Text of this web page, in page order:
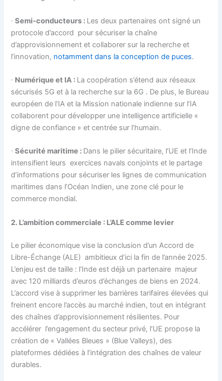
∙Semi-conducteurs : Les deux partenaires ont signé un
protocole d’accord pour sécuriser la chaîne
d’approvisionnement et collaborer sur la recherche et
l’innovation, notamment dans la conception de puces.
∙ Numérique et IA : La coopération s’étend aux réseaux
sécurisés 5G et à la recherche sur la 6G . De plus, le Bureau
européen de l’IA et la Mission nationale indienne sur l’IA
collaborent pour développer une intelligence artificielle «
digne de confiance » et centrée sur l’humain.
∙Sécurité maritime : Dans le pilier sécuritaire, l’UE et l’Inde
intensifient leurs exercices navals conjoints et le partage
d’informations pour sécuriser les lignes de communication
maritimes dans l’Océan Indien, une zone clé pour le
commerce mondial.
2. L’ambition commerciale : L’ALE comme levier
Le pilier économique vise la conclusion d’un Accord de
Libre-Échange (ALE) ambitieux d’ici la fin de l’année 2025.
L’enjeu est de taille : l’Inde est déjà un partenaire majeur
avec 120 milliards d’euros d’échanges de biens en 2024.
L’accord vise à supprimer les barrières tarifaires élevées qui
freinent encore l’accès au marché indien, tout en intégrant
des chaînes d’approvisionnement résilientes. Pour
accélérer l’engagement du secteur privé, l’UE propose la
création de « Vallées Bleues » (Blue Valleys), des
plateformes dédiées à l’intégration des chaînes de valeur
durables.